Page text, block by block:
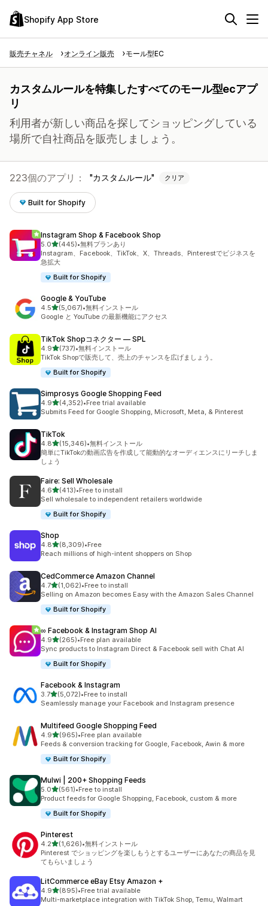
Shopify App Store
販売チャネル オンライン販売 モール型EC
カスタムルールを特集したすべてのモール型ecアプ
リ
利用者が新しい商品を探してショッピングしている
場所で自社商品を販売しましょう。
223個のアプリ： カスタムルール クリア
Built for Shopify
Instagram Shop & Facebook Shop
5.05つ星中
(445)
合計レビュー数：445件
•無料プランあり
Instagram、Facebook、TikTok、X、Threads、Pinterestでビジネスを
急拡大
Built for Shopify
Google & YouTube
4.55つ星中
(5,067)
合計レビュー数：5067件
•無料インストール
Google と YouTube の最新機能にアクセス
TikTok Shopコネクター — SPL
4.95つ星中
(737)
合計レビュー数：737件
•無料インストール
TikTok Shopで販売して、売上のチャンスを広げましょう。
Built for Shopify
Simprosys Google Shopping Feed
4.95つ星中
(4,352)
合計レビュー数：4352件
•Free trial available
Submits Feed for Google Shopping, Microsoft, Meta, & Pinterest
TikTok
4.85つ星中
(15,346)
合計レビュー数：15346件
•無料インストール
簡単にTikTokの動画広告を作成して能動的なオーディエンスにリーチしま
しょう
Faire: Sell Wholesale
4.65つ星中
(413)
合計レビュー数：413件
•Free to install
Sell wholesale to independent retailers worldwide
Built for Shopify
Shop
4.85つ星中
(8,309)
合計レビュー数：8309件
•Free
Reach millions of high-intent shoppers on Shop
CedCommerce Amazon Channel
4.75つ星中
(1,062)
合計レビュー数：1062件
•Free to install
Selling on Amazon becomes Easy with the Amazon Sales Channel
Built for Shopify
∞ Facebook & Instagram Shop AI
4.95つ星中
(265)
合計レビュー数：265件
•Free plan available
Sync products to Instagram Direct & Facebook sell with Chat AI
Built for Shopify
Facebook & Instagram
3.75つ星中
(5,072)
合計レビュー数：5072件
•Free to install
Seamlessly manage your Facebook and Instagram presence
Multifeed Google Shopping Feed
4.95つ星中
(965)
合計レビュー数：965件
•Free plan available
Feeds & conversion tracking for Google, Facebook, Awin & more
Built for Shopify
Mulwi | 200+ Shopping Feeds
5.05つ星中
(561)
合計レビュー数：561件
•Free to install
Product feeds for Google Shopping, Facebook, custom & more
Built for Shopify
Pinterest
4.25つ星中
(1,626)
合計レビュー数：1626件
•無料インストール
Pinterest でショッピングを楽しもうとするユーザーにあなたの商品を見
てもらいましょう
LitCommerce eBay Etsy Amazon +
4.95つ星中
(895)
合計レビュー数：895件
•Free trial available
Multi-marketplace integration with TikTok Shop, Temu, Walmart